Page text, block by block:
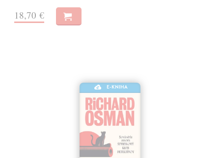
18,70 €
E-KNIHA